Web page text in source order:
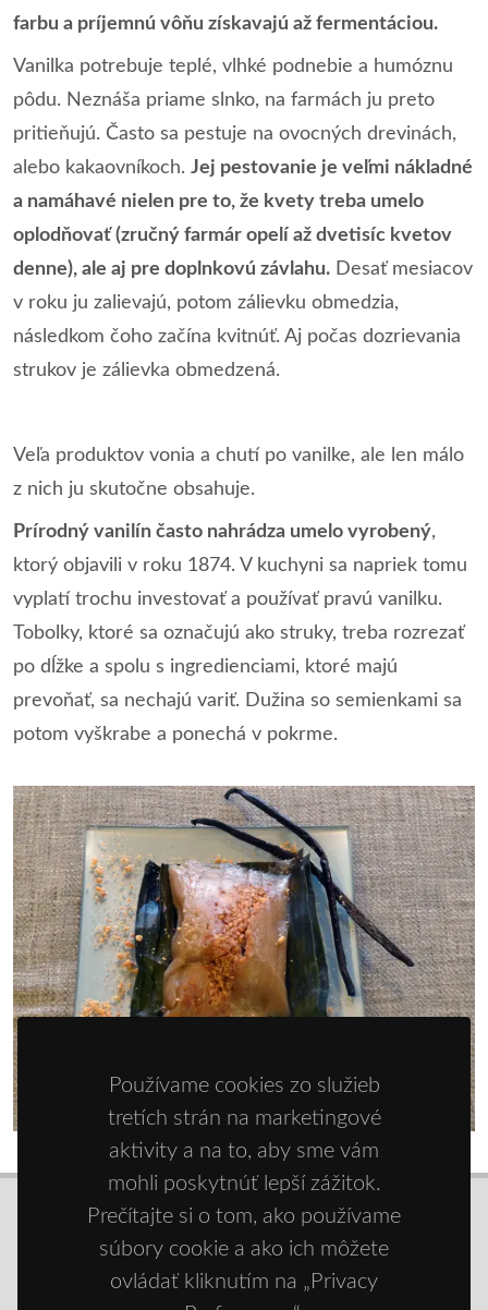
farbu a príjemnú vôňu získavajú až fermentáciou.
Vanilka potrebuje teplé, vlhké podnebie a humóznu
pôdu. Neznáša priame slnko, na farmách ju preto
pritieňujú. Často sa pestuje na ovocných drevinách,
alebo kakaovníkoch. Jej pestovanie je veľmi nákladné
a namáhavé nielen pre to, že kvety treba umelo
oplodňovať (zručný farmár opelí až dvetisíc kvetov
denne), ale aj pre doplnkovú závlahu. Desať mesiacov
v roku ju zalievajú, potom zálievku obmedzia,
následkom čoho začína kvitnúť. Aj počas dozrievania
strukov je zálievka obmedzená.
Veľa produktov vonia a chutí po vanilke, ale len málo
z nich ju skutočne obsahuje.
Prírodný vanilín často nahrádza umelo vyrobený,
ktorý objavili v roku 1874. V kuchyni sa napriek tomu
vyplatí trochu investovať a používať pravú vanilku.
Tobolky, ktoré sa označujú ako struky, treba rozrezať
po dĺžke a spolu s ingredienciami, ktoré majú
prevoňať, sa nechajú variť. Dužina so semienkami sa
potom vyškrabe a ponechá v pokrme.
© Copyright 2021 - 2026 Zdravie športom
Používame cookies zo služieb
tretích strán na marketingové
aktivity a na to, aby sme vám
mohli poskytnúť lepší zážitok.
Prečítajte si o tom, ako používame
súbory cookie a ako ich môžete
ovládať kliknutím na „Privacy